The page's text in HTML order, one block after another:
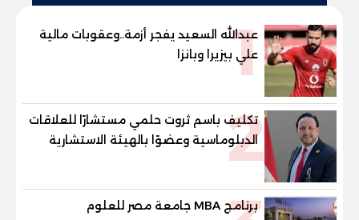
1
عبدالله السعيد يفجر أزمة..وعقوبات مالية
علي بيزيرا وبانزا
2
تكليف باسم ثروت حلمي مستشارًا للعلاقات
الدبلوماسية وعضوًا بالهيئة الاستشارية
العليا لمنظمة «جاد جمينت يوإن»
برنامج MBA جامعة مصر للعلوم